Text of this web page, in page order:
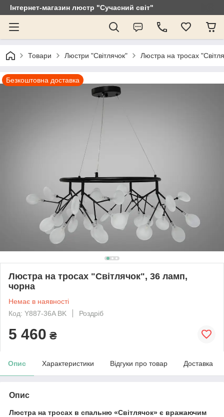
Інтернет-магазин люстр "Сучасний світ"
Товари Люстри "Світлячок" Люстра на тросах
Безкоштовна доставка
Люстра на тросах "Світлячок", 36 ламп,
чорна
Немає в наявності
Код: Y887-36A BK
Роздріб
5 460 ₴
Опис Характеристики Відгуки про товар Доставка
Опис
Люстра на тросах в спальню «Світлячок» є вражаючим